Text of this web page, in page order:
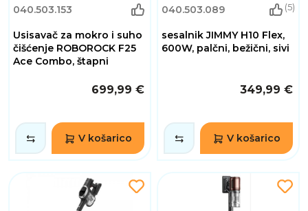
040.503.153
Usisavač za mokro i suho
čišćenje ROBOROCK F25
Ace Combo, štapni
699,99 €
V košarico
040.503.089 (5)
sesalnik JIMMY H10 Flex,
600W, palčni, bežični, sivi
349,99 €
V košarico